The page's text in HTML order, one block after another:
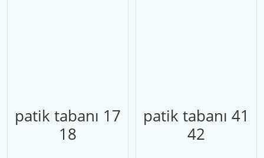
patik tabanı 17
18
patik tabanı 41
42